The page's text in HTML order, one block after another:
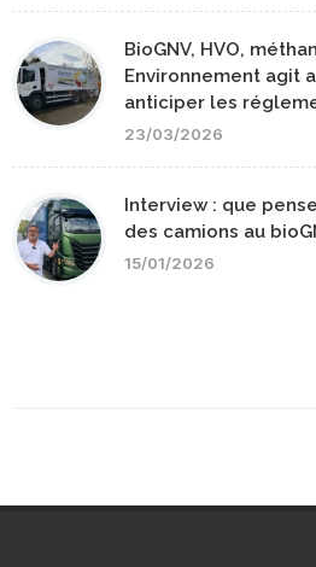
BioGNV, HVO,
Environnement agit
anticiper les
23/03/2026
Interview : que
des camions au
15/01/2026